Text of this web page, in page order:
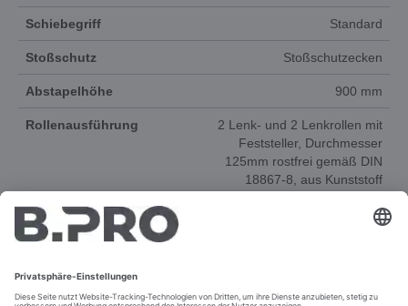
Schiebegriff Standard
Stoßschutz Stoßschutzecken
Abstapelhöhe 900 mm
Rollenausführung
2 Lenk- und 2 Lenkrollen mit
Feststeller, Durchmesser
125mm rostfrei gemäß DIN
18867-8, aus Kunststoff
Verpackung Standardverpackung